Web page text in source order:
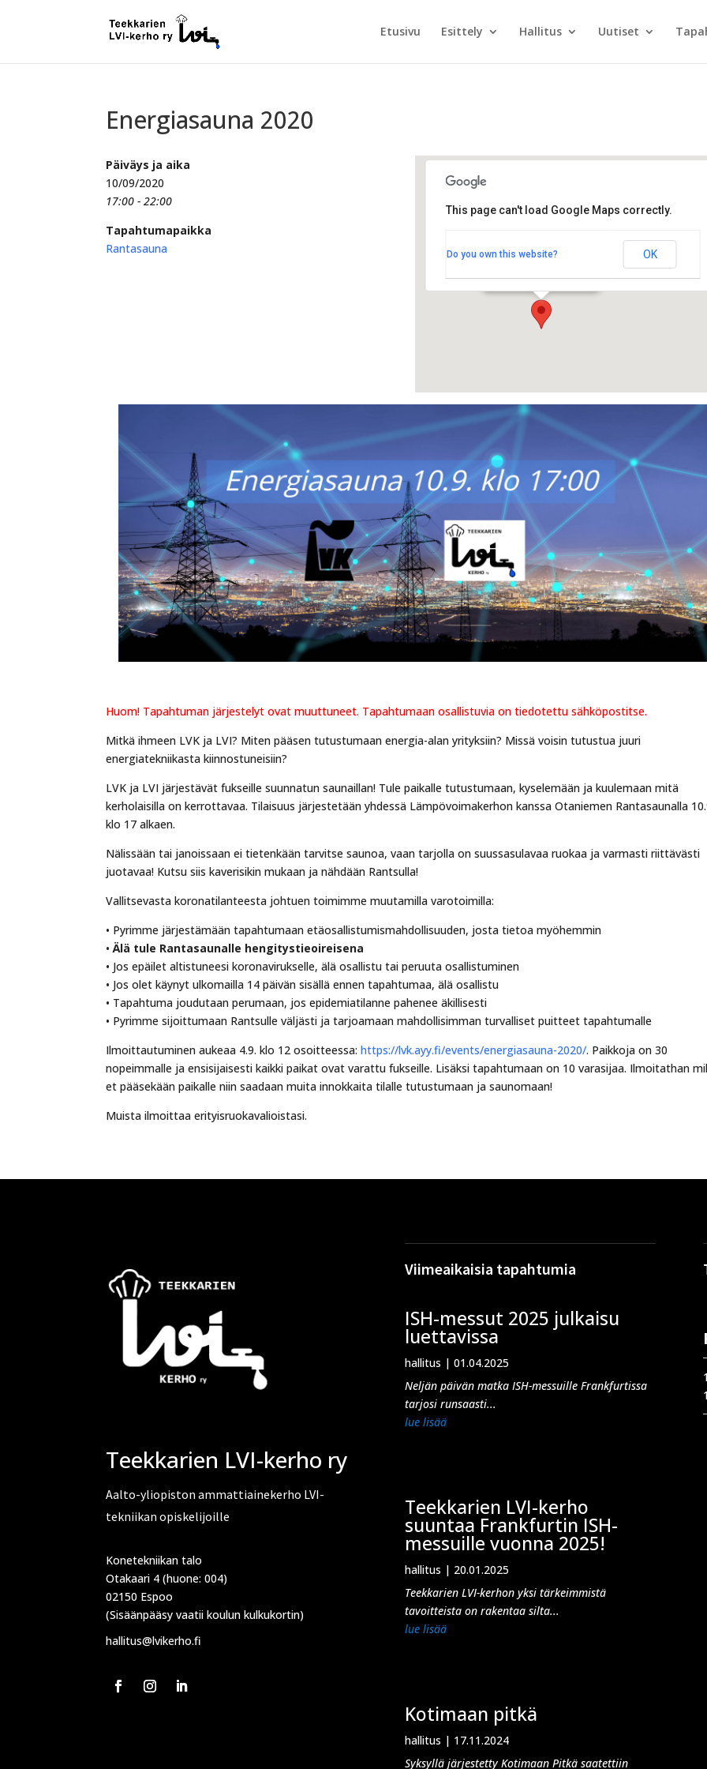
Etusivu Esittely Hallitus Uutiset
Energiasauna 2020
Jämeräntaival 5 - Espoo
Tapahtumat
This page can't load Google Maps correctly.
Do you own this website? OK
Päiväys ja aika
10/09/2020
17:00 - 22:00
Tapahtumapaikka
Rantasauna
Huom! Tapahtuman järjestelyt ovat muuttuneet. Tapahtumaan osallistuvia on tiedotettu sähköpostitse.
Mitkä ihmeen LVK ja LVI? Miten pääsen tutustumaan energia-alan yrityksiin? Missä voisin tutustua juuri
energiatekniikasta kiinnostuneisiin?
LVK ja LVI järjestävät fukseille suunnatun saunaillan! Tule paikalle tutustumaan, kyselemään ja kuulemaan mitä
kerholaisilla on kerrottavaa. Tilaisuus järjestetään yhdessä Lämpövoimakerhon kanssa Otaniemen Rantasaunalla
klo 17 alkaen.
Nälissään tai janoissaan ei tietenkään tarvitse saunoa, vaan tarjolla on suussasulavaa ruokaa ja varmasti riittävästi
juotavaa! Kutsu siis kaverisikin mukaan ja nähdään Rantsulla!
Vallitsevasta koronatilanteesta johtuen toimimme muutamilla varotoimilla:
• Pyrimme järjestämään tapahtumaan etäosallistumismahdollisuuden, josta tietoa myöhemmin
• Älä tule Rantasaunalle hengitystieoireisena
• Jos epäilet altistuneesi koronavirukselle, älä osallistu tai peruuta osallistuminen
• Jos olet käynyt ulkomailla 14 päivän sisällä ennen tapahtumaa, älä osallistu
• Tapahtuma joudutaan perumaan, jos epidemiatilanne pahenee äkillisesti
• Pyrimme sijoittumaan Rantsulle väljästi ja tarjoamaan mahdollisimman turvalliset puitteet tapahtumalle
Ilmoittautuminen aukeaa 4.9. klo 12 osoitteessa:https://lvk.ayy.fi/events/energiasauna-2020/. Paikkoja on 30
nopeimmalle ja ensisijaisesti kaikki paikat ovat varattu fukseille. Lisäksi tapahtumaan on 10 varasijaa. Ilmoitathan
et pääsekään paikalle niin saadaan muita innokkaita tilalle tutustumaan ja saunomaan!
Muista ilmoittaa erityisruokavalioistasi.
Teekkarien LVI-kerho ry
Aalto-yliopiston ammattiainekerho LVI-
tekniikan opiskelijoille
Konetekniikan talo
Otakaari 4 (huone: 004)
02150 Espoo
(Sisäänpääsy vaatii koulun kulkukortin)
hallitus@lvikerho.fi
Viimeaikaisia tapahtumia
ISH-messut 2025 julkaisu
luettavissa
hallitus | 01.04.2025
Neljän päivän matka ISH-messuille Frankfurtissa
tarjosi runsaasti...
lue lisää
Teekkarien LVI-kerho
suuntaa Frankfurtin ISH-
messuille vuonna 2025!
hallitus | 20.01.2025
Teekkarien LVI-kerhon yksi tärkeimmistä
tavoitteista on rakentaa silta...
lue lisää
Kotimaan pitkä
hallitus | 17.11.2024
Syksyllä järjestetty Kotimaan Pitkä saatettiin